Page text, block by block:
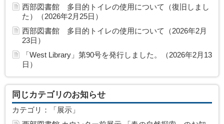
西部図書館 多目的トイレの使用について（復旧しまし
た）（2026年2月25日）
西部図書館 多目的トイレの使用について（2026年2月
23日）
「West Library」第90号を発行しました。（2026年2月13
日）
同じカテゴリのお知らせ
カテゴリ：「展示」